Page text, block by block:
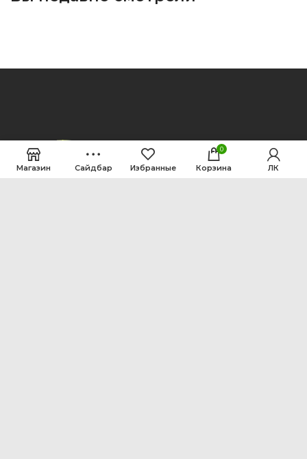
Магазин Сайдбар Избранные
0
Корзина ЛК